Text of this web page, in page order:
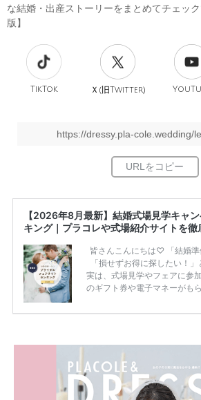
な結婚・出産ストーリーをまとめてチェッ
版】
TikTok Ｘ(旧Twitter)
https://dressy.pla-cole.wedding/
【2026年8月最新】結婚式場見学キャ
キング｜プラコレや式場紹介サイトを徹
皆さんこんにちは♡ 「結婚準
「損せずお得に探したい！
実は、式場見学やフェアに参
のギフト券や電子マネーがも
ため、比較せずに選ぶと損
内容：特典金額・条件・応募
一番お得？」「プラコレの特
解決します。 まずは診断で候